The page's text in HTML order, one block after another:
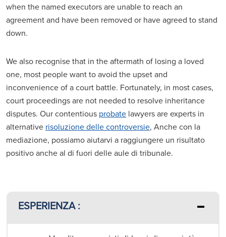
when the named executors are unable to reach an
agreement and have been removed or have agreed to stand
down.
We also recognise that in the aftermath of losing a loved
one, most people want to avoid the upset and
inconvenience of a court battle. Fortunately, in most cases,
court proceedings are not needed to resolve inheritance
disputes. Our contentious probate lawyers are experts in
alternative risoluzione delle controversie, Anche con la
mediazione, possiamo aiutarvi a raggiungere un risultato
positivo anche al di fuori delle aule di tribunale.
ESPERIENZA :